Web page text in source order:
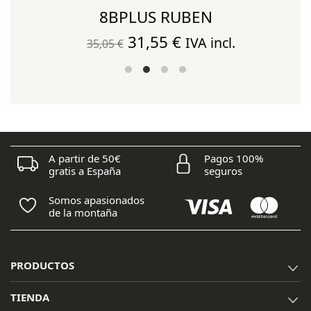
8BPLUS RUBEN
35,05€ El
precio
35,05 €.
31,55 €El
precio
31,55 €.
IVA incl.
A partir de 50€
gratis a España
Pagos 100%
seguros
Somos apasionados
de la montaña
PRODUCTOS
TIENDA